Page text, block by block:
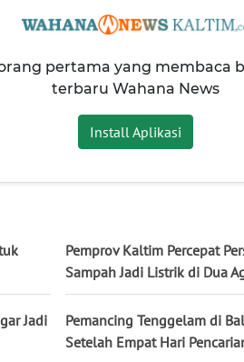
pertama yang membaca
terbaru Wahana News
Install Aplikasi
Pemprov Kaltim Percepat
Sampah Jadi Listrik di Dua
Jadi
Pemancing Tenggelam di
Setelah Empat Hari